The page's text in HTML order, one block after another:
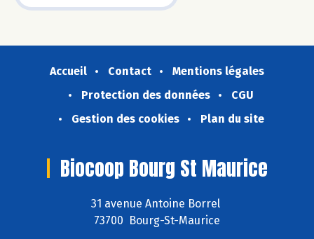
Accueil Contact
Mentions légales
Protection des données
CGU
Gestion des cookies
Plan du site
Biocoop Bourg St Maurice
31 avenue Antoine Borrel
73700 Bourg-St-Maurice